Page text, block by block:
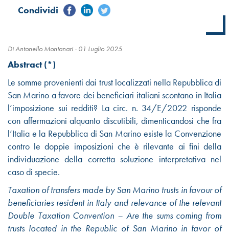
Di Antonello Montanari - 01 Luglio 2025
Abstract (*)
Le somme provenienti dai trust localizzati nella Repubblica di
San Marino a favore dei beneficiari italiani scontano in Italia
l’imposizione sui redditi? La circ. n. 34/E/2022 risponde
con affermazioni alquanto discutibili, dimenticandosi che fra
l’Italia e la Repubblica di San Marino esiste la Convenzione
contro le doppie imposizioni che è rilevante ai fini della
individuazione della corretta soluzione interpretativa nel
caso di specie.
Taxation of transfers made by San Marino trusts in favour of
beneficiaries resident in Italy and relevance of the relevant
Double Taxation Convention – Are the sums coming from
trusts located in the Republic of San Marino in favor of